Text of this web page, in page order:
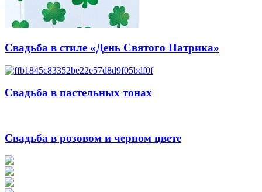
Свадьба в стиле «День Святого Патрика»
Свадьба в пастельных тонах
Свадьба в розовом и черном цвете